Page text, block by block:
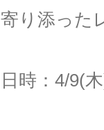
寄り添った
日時：4/9(